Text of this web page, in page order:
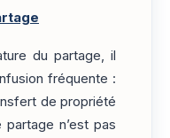
du partage, il
fréquente :
de propriété
n’est pas